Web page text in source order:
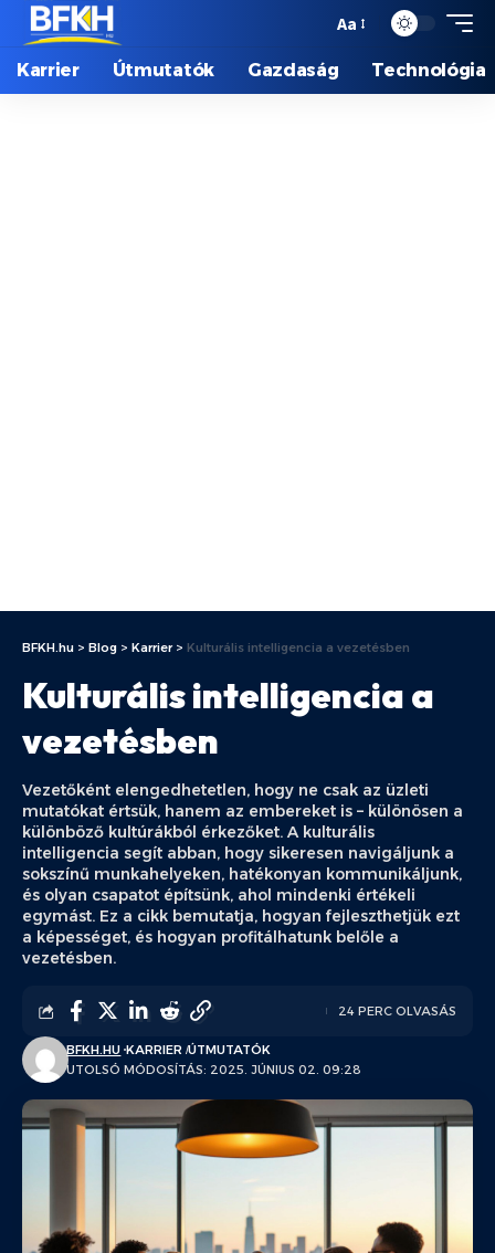
Aa
Karrier Útmutatók Gazdaság Technológia
BFKH.hu > Blog > Karrier> Kulturális intelligencia a vezetésben
Kulturális intelligencia a
vezetésben
Vezetőként elengedhetetlen, hogy ne csak az üzleti
mutatókat értsük, hanem az embereket is – különösen a
különböző kultúrákból érkezőket. A kulturális
intelligencia segít abban, hogy sikeresen navigáljunk a
sokszínű munkahelyeken, hatékonyan kommunikáljunk,
és olyan csapatot építsünk, ahol mindenki értékeli
egymást. Ez a cikk bemutatja, hogyan fejleszthetjük ezt
a képességet, és hogyan profitálhatunk belőle a
vezetésben.
UTOLSÓ MÓDOSÍTÁS: 2025. JÚNIUS 02. 09:28
BFKH.HU KARRIER ÚTMUTATÓK
24 PERC OLVASÁS